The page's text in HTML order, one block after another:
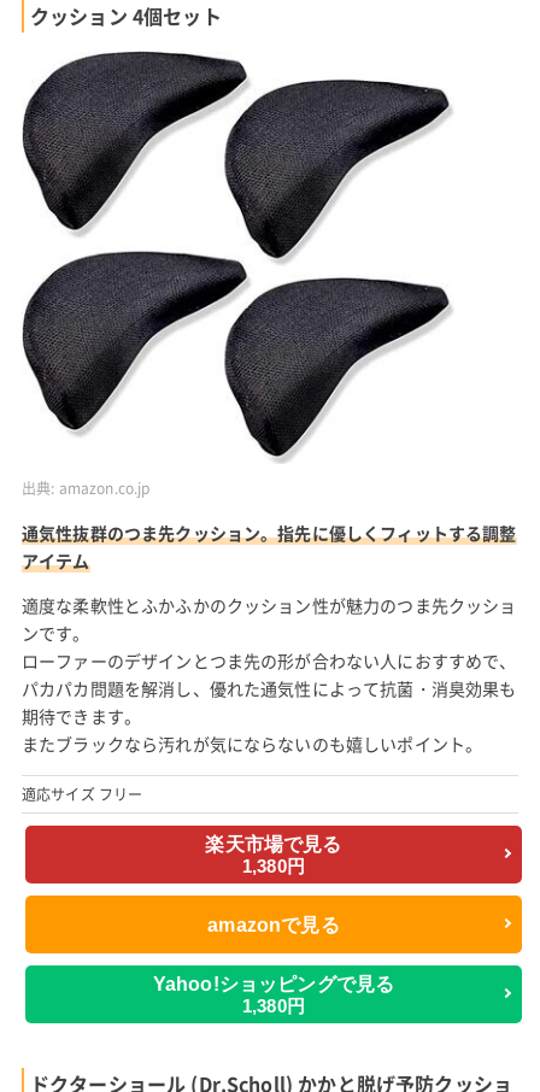
クッション 4個セット
出典: amazon.co.jp
通気性抜群のつま先クッション。指先に優しくフィットする調整
アイテム
適度な柔軟性とふかふかのクッション性が魅力のつま先クッショ
ンです。
ローファーのデザインとつま先の形が合わない人におすすめで、
パカパカ問題を解消し、優れた通気性によって抗菌・消臭効果も
期待できます。
またブラックなら汚れが気にならないのも嬉しいポイント。
適応サイズ フリー
楽天市場で見る
1,380円
amazonで見る
Yahoo!ショッピングで見る
1,380円
ドクターショール (Dr.Scholl) かかと脱げ予防クッショ